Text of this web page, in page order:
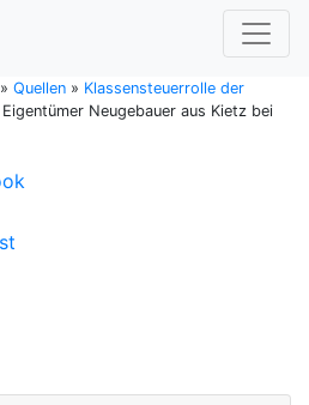
» Quellen » Klassensteuerrolle der
Eigentümer Neugebauer aus Kietz bei